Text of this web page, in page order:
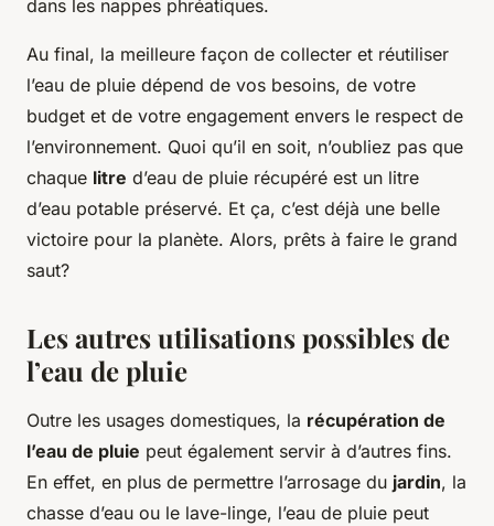
dans les nappes phréatiques.
Au final, la meilleure façon de collecter et réutiliser
l’eau de pluie dépend de vos besoins, de votre
budget et de votre engagement envers le respect de
l’environnement. Quoi qu’il en soit, n’oubliez pas que
chaque litre d’eau de pluie récupéré est un litre
d’eau potable préservé. Et ça, c’est déjà une belle
victoire pour la planète. Alors, prêts à faire le grand
saut?
Les autres utilisations possibles de
l’eau de pluie
Outre les usages domestiques, la récupération de
l’eau de pluie peut également servir à d’autres fins.
En effet, en plus de permettre l’arrosage du jardin, la
chasse d’eau ou le lave-linge, l’eau de pluie peut